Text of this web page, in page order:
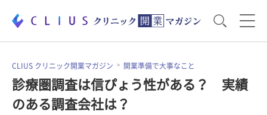
お役立ち資料 運営・経営のポイント
開業医のリアル
CLIUS クリニック開業マガジン 開業準備で大事なこと
診療圏調査は信ぴょう性がある？ 実績
のある調査会社は？